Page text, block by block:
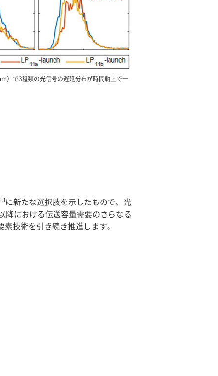
）で3種類の光信号の遅延分布が時間軸上で一
に新たな選択肢を示したもので、光
降における伝送容量需要のさらなる
技術を引き続き推進します。